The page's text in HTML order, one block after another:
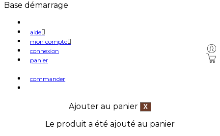
Base démarrage
aide
mon compte
connexion
panier
commander
Ajouter au panier
Le produit a été ajouté au panier